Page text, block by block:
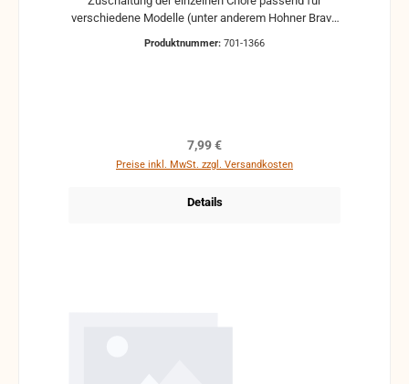
verschiedene Modelle (unter anderem Hohner Bravo
Produktnummer: 701-1366
Regulärer Preis:
7,99 €
Preise inkl. MwSt. zzgl. Versandkosten
Details